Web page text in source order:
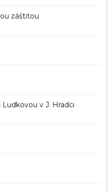
záštitou
v J. Hradci